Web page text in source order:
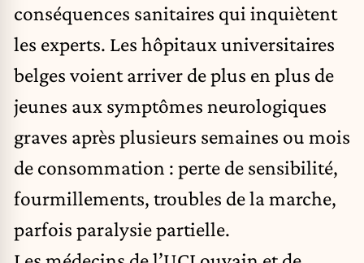
conséquences sanitaires qui inquiètent
les experts. Les hôpitaux universitaires
belges voient arriver de plus en plus de
jeunes aux symptômes neurologiques
graves après plusieurs semaines ou mois
de consommation : perte de sensibilité,
fourmillements, troubles de la marche,
parfois paralysie partielle.